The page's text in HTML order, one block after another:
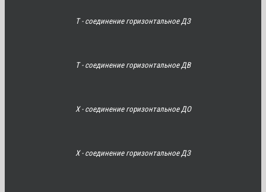
Т - соединение горизонтальное ДЗ
Т - соединение горизонтальное ДВ
Х - соединение горизонтальное ДО
Х - соединение горизонтальное ДЗ